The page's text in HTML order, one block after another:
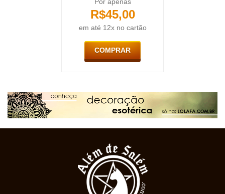
Por apenas
R$45,00
em até 12x no cartão
COMPRAR